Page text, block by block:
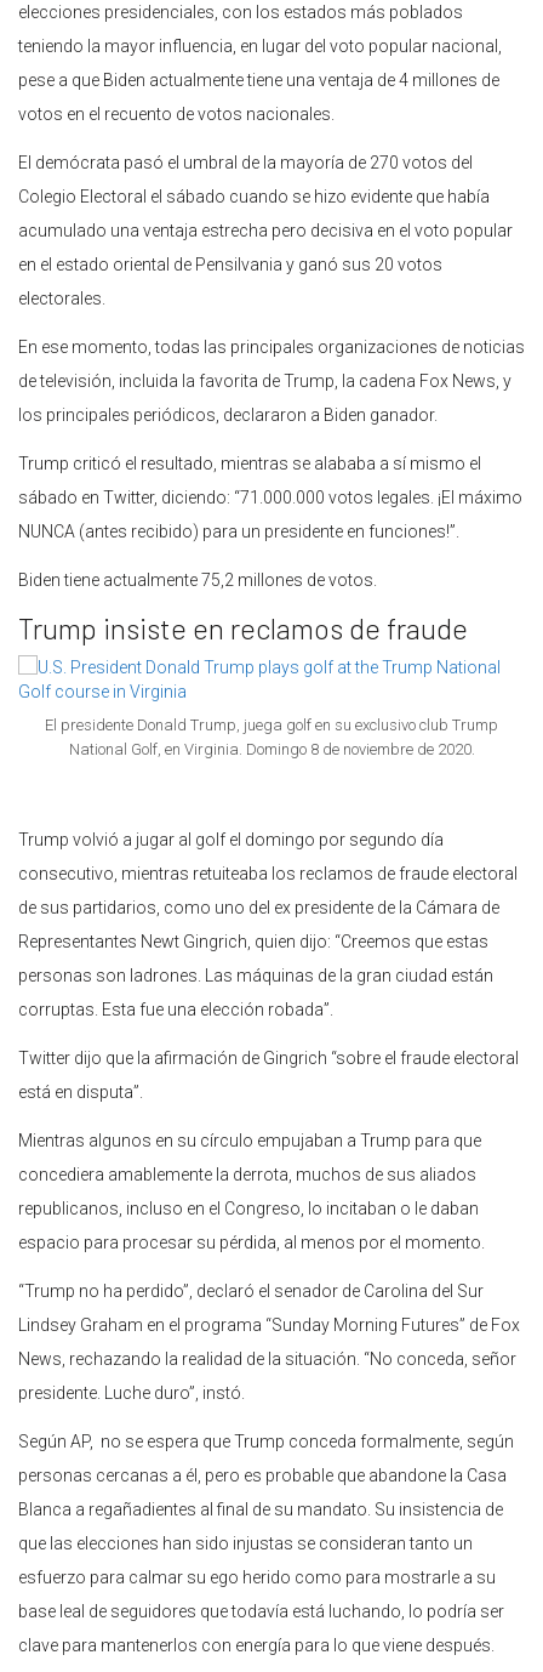
elecciones presidenciales, con los estados más poblados
teniendo la mayor influencia, en lugar del voto popular nacional,
pese a que Biden actualmente tiene una ventaja de 4 millones de
votos en el recuento de votos nacionales.
El demócrata pasó el umbral de la mayoría de 270 votos del
Colegio Electoral el sábado cuando se hizo evidente que había
acumulado una ventaja estrecha pero decisiva en el voto popular
en el estado oriental de Pensilvania y ganó sus 20 votos
electorales.
En ese momento, todas las principales organizaciones de noticias
de televisión, incluida la favorita de Trump, la cadena Fox News, y
los principales periódicos, declararon a Biden ganador.
Trump criticó el resultado, mientras se alababa a sí mismo el
sábado en Twitter, diciendo: “71.000.000 votos legales. ¡El máximo
NUNCA (antes recibido) para un presidente en funciones!”.
Biden tiene actualmente 75,2 millones de votos.
Trump insiste en reclamos de fraude
El presidente Donald Trump, juega golf en su exclusivo club Trump
National Golf, en Virginia. Domingo 8 de noviembre de 2020.
Trump volvió a jugar al golf el domingo por segundo día
consecutivo, mientras retuiteaba los reclamos de fraude electoral
de sus partidarios, como uno del ex presidente de la Cámara de
Representantes Newt Gingrich, quien dijo: “Creemos que estas
personas son ladrones. Las máquinas de la gran ciudad están
corruptas. Esta fue una elección robada”.
Twitter dijo que la afirmación de Gingrich “sobre el fraude electoral
está en disputa”.
Mientras algunos en su círculo empujaban a Trump para que
concediera amablemente la derrota, muchos de sus aliados
republicanos, incluso en el Congreso, lo incitaban o le daban
espacio para procesar su pérdida, al menos por el momento.
“Trump no ha perdido”, declaró el senador de Carolina del Sur
Lindsey Graham en el programa “Sunday Morning Futures” de Fox
News, rechazando la realidad de la situación. “No conceda, señor
presidente. Luche duro”, instó.
Según AP, no se espera que Trump conceda formalmente, según
personas cercanas a él, pero es probable que abandone la Casa
Blanca a regañadientes al final de su mandato. Su insistencia de
que las elecciones han sido injustas se consideran tanto un
esfuerzo para calmar su ego herido como para mostrarle a su
base leal de seguidores que todavía está luchando, lo podría ser
clave para mantenerlos con energía para lo que viene después.